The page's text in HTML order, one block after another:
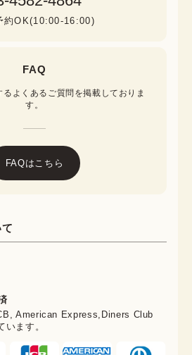
約OK(10:00-16:00)
FAQ
よくあるご質問を掲載しておりま
す。
FAQはこちら
American Express,Diners Club
います。